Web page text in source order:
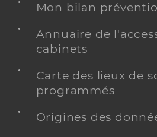
Mon bilan
Annuaire de
cabinets
Carte des lieux de
programmés
Origines des